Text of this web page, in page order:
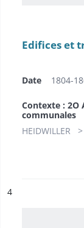
Edifices et
Date 1804-
Contexte :
communales
HEIDWILLER
n°
4